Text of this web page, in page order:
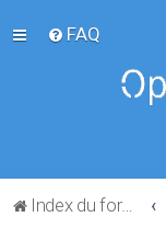
FAQ
Index du forum